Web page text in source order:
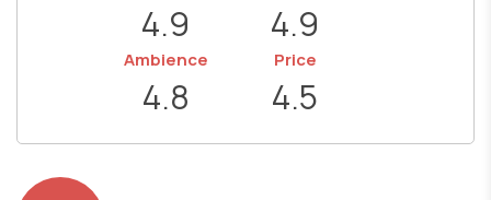
4.9 4.9
Ambience
4.8
Price
4.5